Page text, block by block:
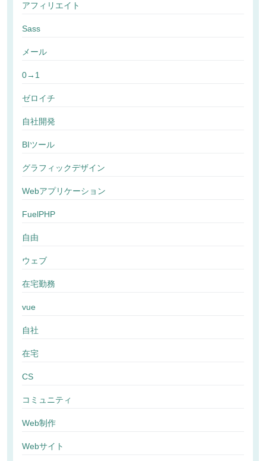
アフィリエイト
Sass
メール
0→1
ゼロイチ
自社開発
BIツール
グラフィックデザイン
Webアプリケーション
FuelPHP
自由
ウェブ
在宅勤務
vue
自社
在宅
CS
コミュニティ
Web制作
Webサイト